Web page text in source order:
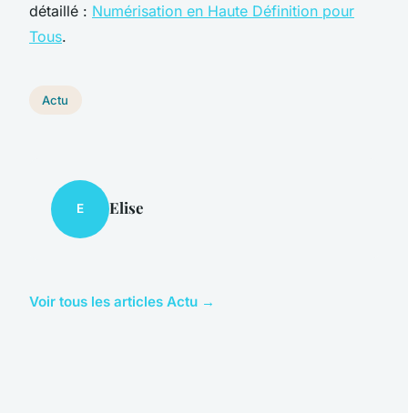
détaillé : Numérisation en Haute Définition pour
Tous.
Actu
E Elise
Voir tous les articles Actu →